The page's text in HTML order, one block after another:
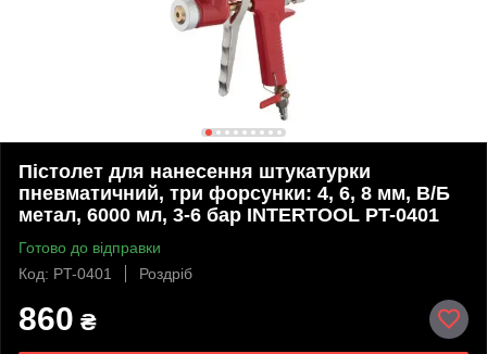
Пістолет для нанесення штукатурки
пневматичний, три форсунки: 4, 6, 8 мм, В/Б
метал, 6000 мл, 3-6 бар INTERTOOL PT-0401
Готово до відправки
Код: PT-0401
Роздріб
860 ₴